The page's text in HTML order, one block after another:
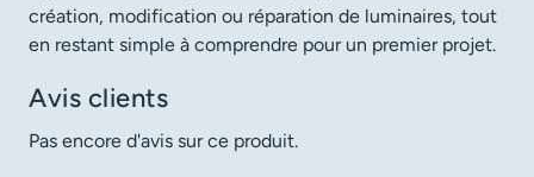
création, modification ou réparation de luminaires, tout
en restant simple à comprendre pour un premier projet.
Avis clients
Pas encore d'avis sur ce produit.